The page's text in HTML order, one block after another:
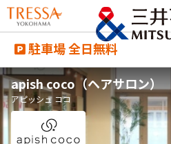
駐車場 全日無料
apish coco（ヘアサロン）
アピッシュ ココ